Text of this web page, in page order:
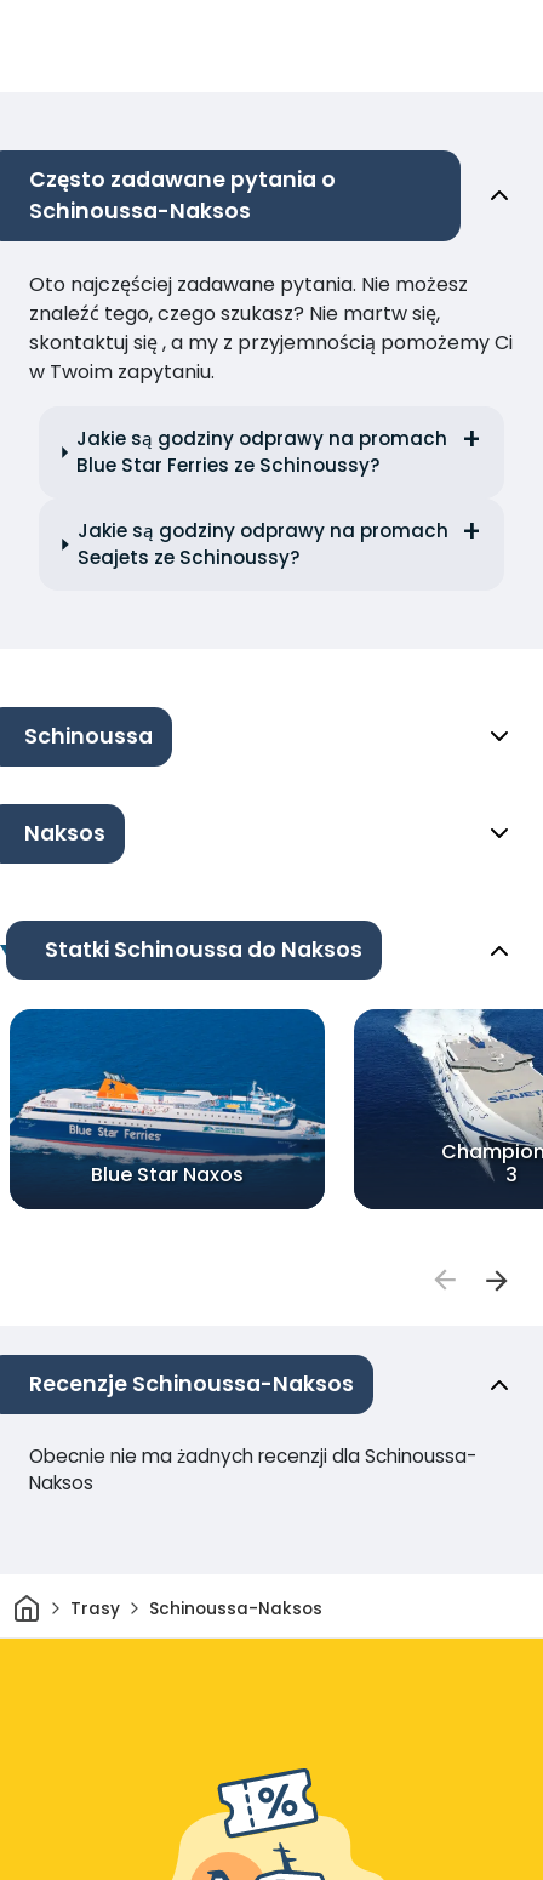
Często zadawane pytania o
Schinoussa-Naksos
Oto najczęściej zadawane pytania. Nie możesz
znaleźć tego, czego szukasz? Nie martw się,
skontaktuj się , a my z przyjemnością pomożemy Ci
w Twoim zapytaniu.
Jakie są godziny odprawy na promach
Blue Star Ferries ze Schinoussy?
Jakie są godziny odprawy na promach
Seajets ze Schinoussy?
Schinoussa
Naksos
Statki Schinoussa do Naksos
Blue Star Naxos
3
Recenzje Schinoussa-Naksos
Obecnie nie ma żadnych recenzji dla Schinoussa-
Naksos
DomTrasy Schinoussa-Naksos